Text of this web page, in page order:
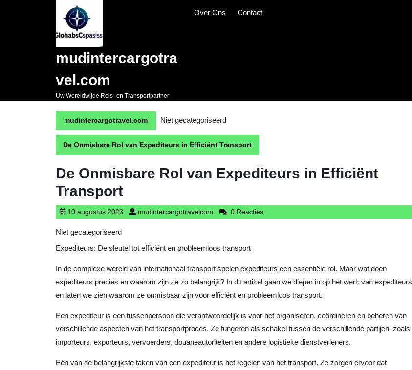
mudintercargotra
vel.com
Uw Wereldwijde Reis- en Transportpartner
Over Ons Contact
mudintercargotravel.com Niet gecategoriseerd
De Onmisbare Rol van Expediteurs in Efficiënt Transport
De Onmisbare Rol van Expediteurs in Efficiënt
Transport
10 augustus 2023 10
augustus
mudintercargotravelcom mudintercargotravelcom
0 Reacties
Niet gecategoriseerd
Expediteurs: De sleutel tot efficiënt en probleemloos transport
In de complexe wereld van internationaal transport spelen expediteurs een essentiële rol. Maar wat doen
expediteurs precies en waarom zijn ze zo belangrijk? In dit artikel gaan we dieper in op het werk van expediteurs
en laten we zien waarom ze onmisbaar zijn voor efficiënt en probleemloos transport.
Een expediteur is een tussenpersoon die verantwoordelijk is voor het organiseren, coördineren en beheren van
verschillende aspecten van het transportproces. Ze fungeren als schakel tussen de verschillende partijen, zoals
importeurs, exporteurs, vervoerders, douaneautoriteiten en andere logistieke dienstverleners.
Eén van de belangrijkste taken van een expediteur is het regelen van het transport. Ze zorgen ervoor dat